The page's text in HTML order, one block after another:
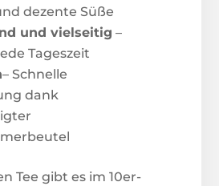
dezente Süße
und vielseitig –
Tageszeit
– Schnelle
dank
Tee gibt es im 10er-